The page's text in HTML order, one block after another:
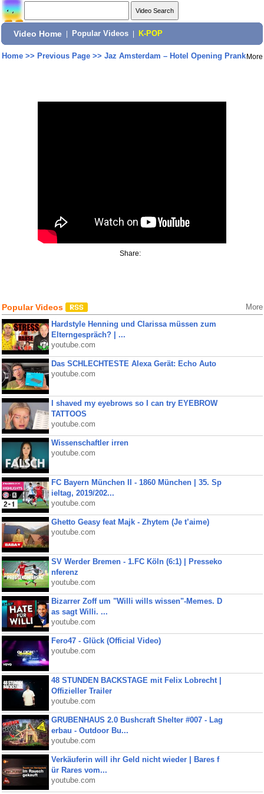
Video Home Popular Videos K-POP
Home>> Previous Page>> Jaz Amsterdam – Hotel Opening Prank More
Share:
Popular Videos More
Hardstyle Henning und Clarissa müssen zum
Elterngespräch? | ...
youtube.com
Das SCHLECHTESTE Alexa Gerät: Echo Auto
youtube.com
I shaved my eyebrows so I can try EYEBROW
TATTOOS
youtube.com
Wissenschaftler irren
youtube.com
FC Bayern München II - 1860 München | 35. Sp
ieltag, 2019/202...
youtube.com
Ghetto Geasy feat Majk - Zhytem (Je t’aime)
youtube.com
SV Werder Bremen - 1.FC Köln (6:1) | Presseko
nferenz
youtube.com
Bizarrer Zoff um "Willi wills wissen"-Memes. D
as sagt Willi. ...
youtube.com
Fero47 - Glück (Official Video)
youtube.com
48 STUNDEN BACKSTAGE mit Felix Lobrecht |
Offizieller Trailer
youtube.com
GRUBENHAUS 2.0 Bushcraft Shelter #007 - Lag
erbau - Outdoor Bu...
youtube.com
Verkäuferin will ihr Geld nicht wieder | Bares f
ür Rares vom...
youtube.com